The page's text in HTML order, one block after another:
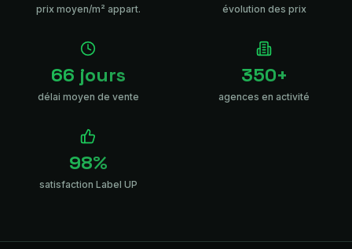
prix moyen/m² appart. évolution des prix
66 jours
délai moyen de vente
350+
agences en activité
98%
satisfaction Label UP